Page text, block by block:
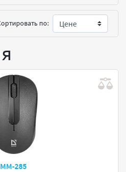
по:
285